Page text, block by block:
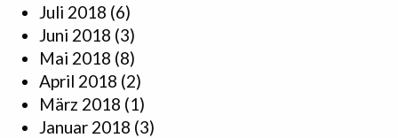
Juli 2018 (6)
Juni 2018 (3)
Mai 2018 (8)
April 2018 (2)
März 2018 (1)
Januar 2018 (3)